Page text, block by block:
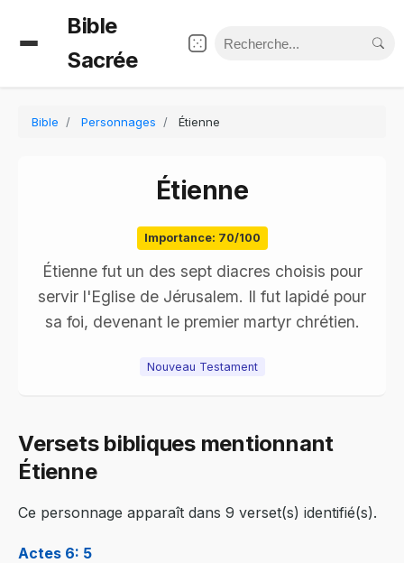
Bible
Sacrée
Bible Personnages Étienne
Étienne
Importance: 70/100
Étienne fut un des sept diacres choisis pour
servir l'Eglise de Jérusalem. Il fut lapidé pour
sa foi, devenant le premier martyr chrétien.
Nouveau Testament
Versets bibliques mentionnant
Étienne
Ce personnage apparaît dans 9 verset(s) identifié(s).
Actes 6: 5